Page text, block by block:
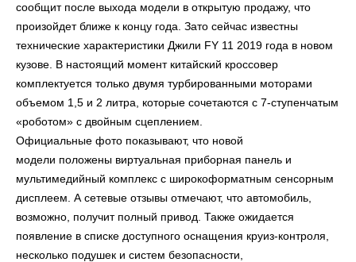
сообщит после выхода модели в открытую продажу, что
произойдет ближе к концу года. Зато сейчас известны
технические характеристики Джили FY 11 2019 года в новом
кузове. В настоящий момент китайский кроссовер
комплектуется только двумя турбированными моторами
объемом 1,5 и 2 литра, которые сочетаются с 7-ступенчатым
«роботом» с двойным сцеплением.
Официальные фото показывают, что новой
модели положены виртуальная приборная панель и
мультимедийный комплекс с широкоформатным сенсорным
дисплеем. А сетевые отзывы отмечают, что автомобиль,
возможно, получит полный привод. Также ожидается
появление в списке доступного оснащения круиз-контроля,
несколько подушек и систем безопасности,